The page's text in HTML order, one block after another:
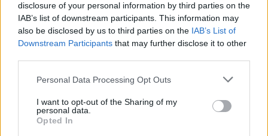
disclosure of your personal information by third parties on the
IAB’s list of downstream participants. This information may
also be disclosed by us to third parties on the IAB’s List of
Downstream Participants that may further disclose it to other
Please note that this website/app uses one or more Google
not limited to your visit or usage behaviour. You may click to
grant or deny consent to Google and its third-party tags to
use your data for below specified purposes in below Google
Personal Data Processing Opt Outs
I want to opt-out of the Sharing of my
personal data.
Opted In
Ha van tanulság, akkor épp a fordítottja az
előfeltevésnek: nálunk még az is megy, ami másutt
kiállítandó bukta. Hajrá Magyarország, hajrá